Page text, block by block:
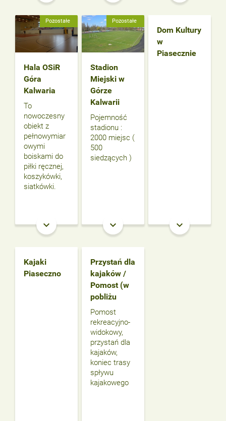
Pozostałe
Hala OSiR
Góra
Kalwaria
To
nowoczesny
obiekt z
pełnowymiar
owymi
boiskami do
piłki ręcznej,
koszykówki,
siatkówki.
keyboard_arrow_down
Pozostałe
Stadion
Miejski w
Górze
Kalwarii
Pojemność
stadionu :
2000 miejsc (
500
siedzących )
keyboard_arrow_down
Dom Kultury
w
Piasecznie
keyboard_arrow_down
Kajaki
Piaseczno
Przystań dla
kajaków /
Pomost (w
pobliżu
Pomost
rekreacyjno-
widokowy,
przystań dla
kajaków,
koniec trasy
spływu
kajakowego